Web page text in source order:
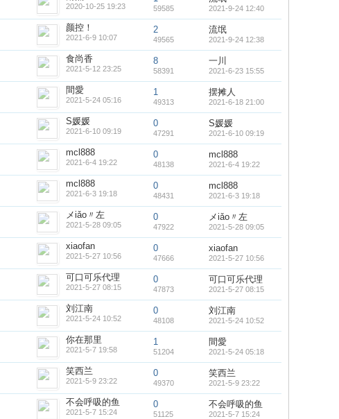
2020-10-25 19:23 59585 2021-9-24 12:40
颜控！
2021-6-9 10:07
2
49565
流氓
2021-9-24 12:38
食尚香
2021-5-12 23:25
8
58391
一川
2021-6-23 15:55
間愛
2021-5-24 05:16
1
49313
摆摊人
2021-6-18 21:00
S媛媛
2021-6-10 09:19
0
47291
S媛媛
2021-6-10 09:19
mcl888
2021-6-4 19:22
0
48138
mcl888
2021-6-4 19:22
mcl888
2021-6-3 19:18
0
48431
mcl888
2021-6-3 19:18
メiǎo〃左
2021-5-28 09:05
0
47922
メiǎo〃左
2021-5-28 09:05
xiaofan
2021-5-27 10:56
0
47666
xiaofan
2021-5-27 10:56
可口可乐代理
2021-5-27 08:15
0
47873
可口可乐代理
2021-5-27 08:15
刘江南
2021-5-24 10:52
0
48108
刘江南
2021-5-24 10:52
你在那里
2021-5-7 19:58
1
51204
間愛
2021-5-24 05:18
笑西兰
2021-5-9 23:22
0
49370
笑西兰
2021-5-9 23:22
不会呼吸的鱼
2021-5-7 15:24
0
51125
不会呼吸的鱼
2021-5-7 15:24